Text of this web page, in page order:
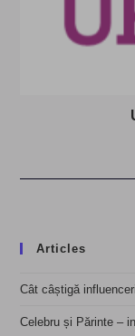
Articles
Cât câștigă
Celebru și Părinte –